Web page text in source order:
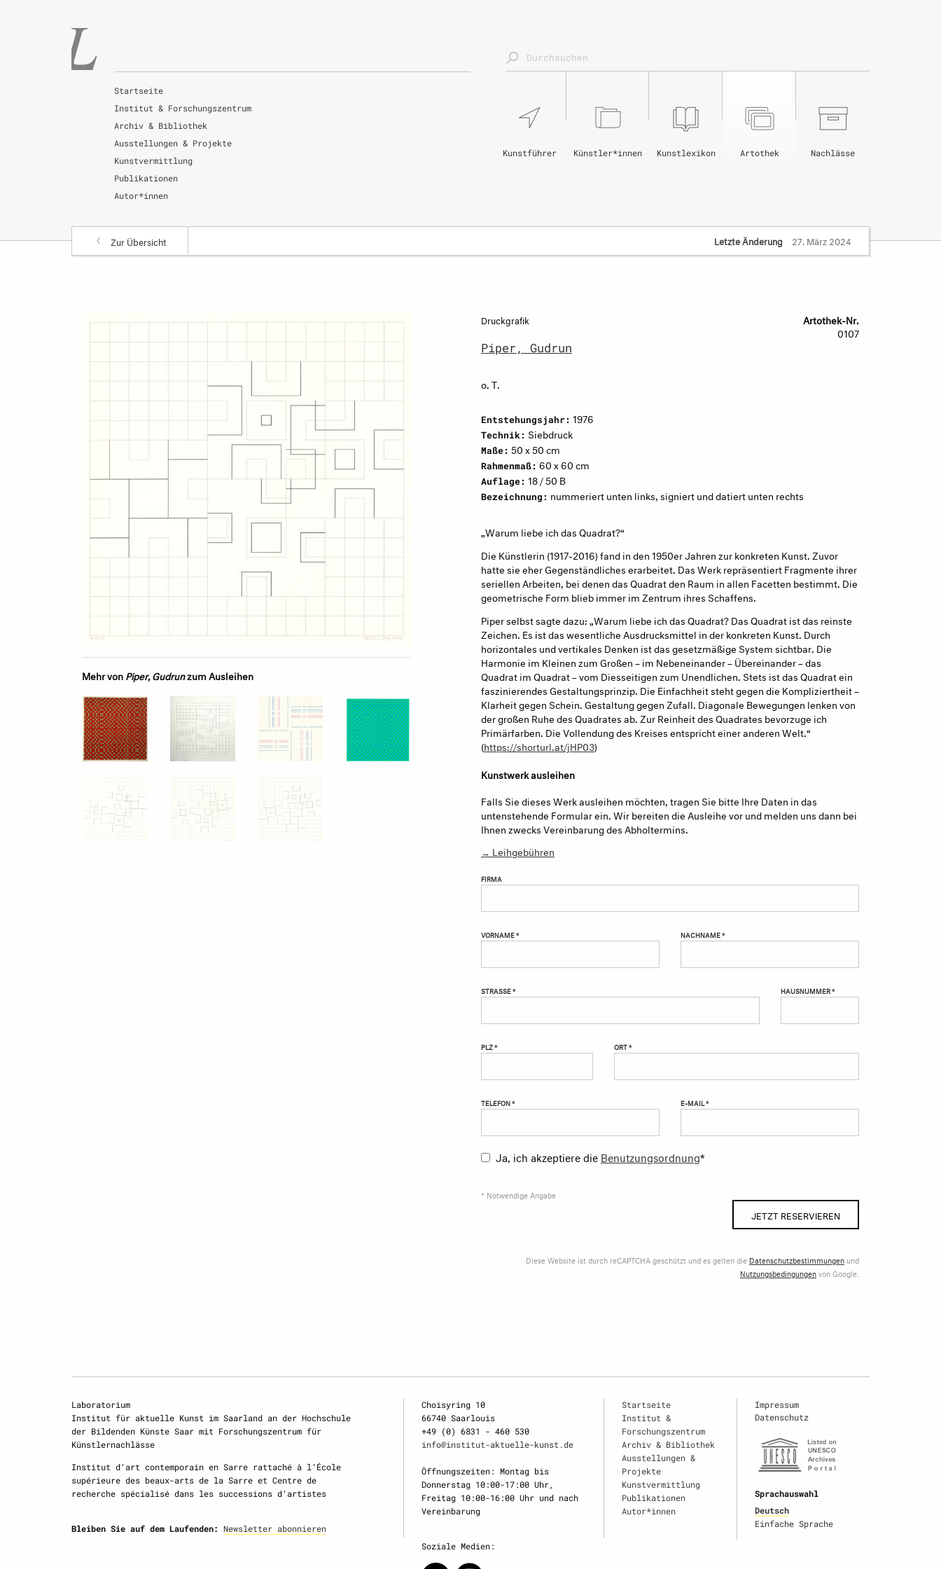
Startseite
Institut & Forschungszentrum
Archiv & Bibliothek
Ausstellungen & Projekte
Kunstvermittlung
Publikationen
Autor*innen
Nachlässe
Artothek
Kunstlexikon
Künstler*innen
Kunstführer
Zur Übersicht Letzte Änderung 27. März 2024
Mehr vonPiper, Gudrunzum Ausleihen
Druckgrafik
Piper, Gudrun
o. T.
Artothek-Nr.
0107
Entstehungsjahr: 1976
Technik: Siebdruck
Maße: 50 x 50 cm
Rahmenmaß: 60 x 60 cm
Auflage: 18 / 50 B
Bezeichnung: nummeriert unten links, signiert und datiert unten rechts
„Warum liebe ich das Quadrat?“
Die Künstlerin (1917-2016) fand in den 1950er Jahren zur konkreten Kunst. Zuvor
hatte sie eher Gegenständliches erarbeitet. Das Werk repräsentiert Fragmente ihrer
seriellen Arbeiten, bei denen das Quadrat den Raum in allen Facetten bestimmt. Die
geometrische Form blieb immer im Zentrum ihres Schaffens.
Piper selbst sagte dazu: „Warum liebe ich das Quadrat? Das Quadrat ist das reinste
Zeichen. Es ist das wesentliche Ausdrucksmittel in der konkreten Kunst. Durch
horizontales und vertikales Denken ist das gesetzmäßige System sichtbar. Die
Harmonie im Kleinen zum Großen – im Nebeneinander – Übereinander – das
Quadrat im Quadrat – vom Diesseitigen zum Unendlichen. Stets ist das Quadrat ein
faszinierendes Gestaltungsprinzip. Die Einfachheit steht gegen die Kompliziertheit –
Klarheit gegen Schein. Gestaltung gegen Zufall. Diagonale Bewegungen lenken von
der großen Ruhe des Quadrates ab. Zur Reinheit des Quadrates bevorzuge ich
Primärfarben. Die Vollendung des Kreises entspricht einer anderen Welt.“
(https://shorturl.at/jHP03)
Kunstwerk ausleihen
Falls Sie dieses Werk ausleihen möchten, tragen Sie bitte Ihre Daten in das
untenstehende Formular ein. Wir bereiten die Ausleihe vor und melden uns dann bei
Ihnen zwecks Vereinbarung des Abholtermins.
→ Leihgebühren
FIRMA
VORNAME * NACHNAME *
STRASSE * HAUSNUMMER *
PLZ * ORT *
TELEFON * E-MAIL *
Ja, ich akzeptiere die Benutzungsordnung*
* Notwendige Angabe
JETZT RESERVIEREN
Diese Website ist durch reCAPTCHA geschützt und es gelten die Datenschutzbestimmungen und
Nutzungsbedingungenvon Google.
Laboratorium
Institut für aktuelle Kunst im Saarland an der Hochschule
der Bildenden Künste Saar mit Forschungszentrum für
Künstlernachlässe
Institut d‘art contemporain en Sarre rattaché à l‘École
supérieure des beaux-arts de la Sarre et Centre de
recherche spécialisé dans les successions d‘artistes
Bleiben Sie auf dem Laufenden: Newsletter abonnieren
Choisyring 10
66740 Saarlouis
+49 (0) 6831 - 460 530
info@institut-aktuelle-kunst.de
Öffnungszeiten: Montag bis
Donnerstag 10:00-17:00 Uhr,
Freitag 10:00-16:00 Uhr und nach
Vereinbarung
Soziale Medien:
Startseite
Institut &
Forschungszentrum
Archiv & Bibliothek
Ausstellungen &
Projekte
Kunstvermittlung
Publikationen
Autor*innen
Impressum
Datenschutz
Sprachauswahl
Deutsch
Einfache Sprache